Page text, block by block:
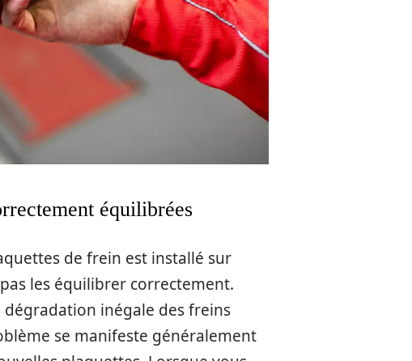
équilibrées
de frein est installé sur
les équilibrer correctement.
inégale des freins
se manifeste généralement